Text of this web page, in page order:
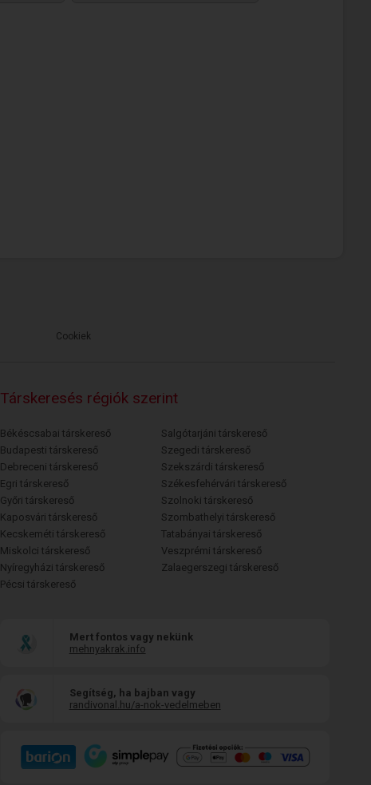
Cookiek
Társkeresés régiók szerint
Békéscsabai társkereső
Budapesti társkereső
Debreceni társkereső
Egri társkereső
Győri társkereső
Kaposvári társkereső
Kecskeméti társkereső
Miskolci társkereső
Nyíregyházi társkereső
Pécsi társkereső
Salgótarjáni társkereső
Szegedi társkereső
Szekszárdi társkereső
Székesfehérvári társkereső
Szolnoki társkereső
Szombathelyi társkereső
Tatabányai társkereső
Veszprémi társkereső
Zalaegerszegi társkereső
Mert fontos vagy nekünk
mehnyakrak.info
Segítség, ha bajban vagy
randivonal.hu/a-nok-vedelmeben